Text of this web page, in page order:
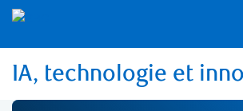
IA, technologie et